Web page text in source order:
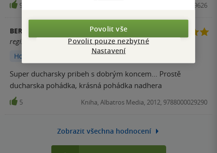
9 Audiokniha, Supraphon, 2014, 0099925619626
BERIV
registrovaný uživatel
Hodnoceno z aplikace
Super ducharsky pribeh s dobrým koncem... Prostě
ducharska pohádka, krásná pohádka nadhera
5 Kniha, Albatros Media, 2012, 9788000029290
Zobrazit všechna hodnocení
Povolit vše
Povolit pouze nezbytné
Nastavení